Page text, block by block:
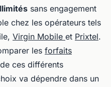
sans engagement
chez les opérateurs tels
Virgin Mobile et Prixtel.
les forfaits
ces différents
va dépendre dans un